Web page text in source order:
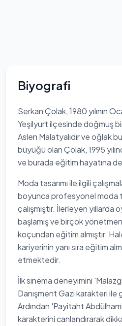
Biyografi
Serkan Çolak, 1980 yılının
Yeşilyurt ilçesinde doğmuş
Aslen Malatyalıdır ve oğlak
büyüğü olan Çolak, 1995
ve burada eğitim hayatına
Moda tasarımı ile ilgili
boyunca profesyonel moda
çalışmıştır. İlerleyen
başlamış ve birçok
koçundan eğitim almıştır.
kariyerinin yanı sıra eğitim
etmektedir.
İlk sinema deneyimini
Danışment Gazi karakteri
Ardından 'Payitaht
karakterini canlandırarak